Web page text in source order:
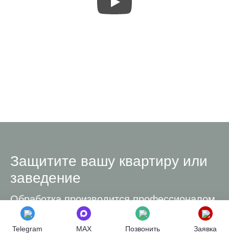
Защитите вашу квартиру или
заведение
Обработка производится профессионалом,
имеющим опыт от 2 лет. Исключительно
эффективные и безопасные препараты по
Telegram MAX Позвонить Заявка